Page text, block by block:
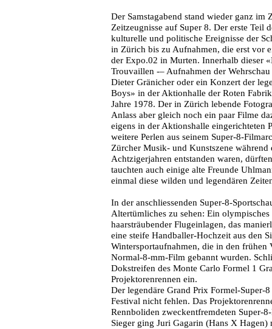
Der Samstagabend stand wieder ganz im
Zeitzeugnisse auf Super 8. Der erste Teil
kulturelle und politische Ereignisse der
in Zürich bis zu Aufnahmen, die erst vor
der Expo.02 in Murten. Innerhalb dieser
Trouvaillen -– Aufnahmen der
Dieter Gränicher oder ein Konzert der
Boys» in der Aktionhalle der Roten
Jahre 1978. Der in Zürich lebende
Anlass aber gleich noch ein paar Filme
eigens in der Aktionshalle eingerichteten
weitere Perlen aus seinem Super-8-
Zürcher Musik- und Kunstszene
Achtzigerjahren entstanden waren,
tauchten auch einige alte Freunde
einmal diese wilden und legendären
In der anschliessenden Super-8-
Altertümliches zu sehen: Ein
haarsträubender Flugeinlagen, das
eine steife Handballer-Hochzeit aus den
Wintersportaufnahmen, die in den
Normal-8-mm-Film gebannt wurden.
Dokstreifen des Monte Carlo Formel 1
Projektorenrennen ein.
Der legendäre Grand Prix Formel-Super-
Festival nicht fehlen. Das
Rennboliden zweckentfremdeten Super-
Sieger ging Juri Gagarin (Hans X